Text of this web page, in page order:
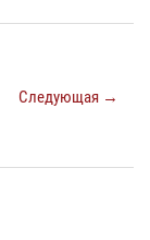
Следующая →